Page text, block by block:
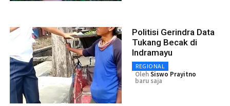
Politisi Gerindra Data
Tukang Becak di
Indramayu
REGIONAL
OlehSiswo Prayitno
baru saja